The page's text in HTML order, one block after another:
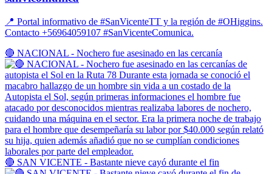
📍 Portal informativo de #SanVicenteTT y la región de #OHiggins.
Contacto +56964059107 #SanVicenteComunica.
🔴 NACIONAL - Nochero fue asesinado en las cercanía
🔴 SAN VICENTE - Bastante nieve cayó durante el fin